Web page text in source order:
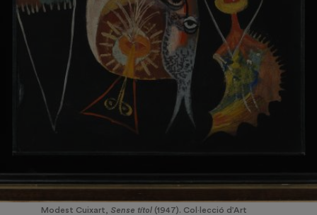
Modest Cuixart, Sense títol (1947). Col·lecció d’Art